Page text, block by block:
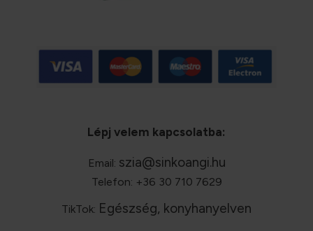
Lépj velem kapcsolatba:
Email: szia@sinkoangi.hu
Telefon: +36 30 710 7629
TikTok: Egészség, konyhanyelven